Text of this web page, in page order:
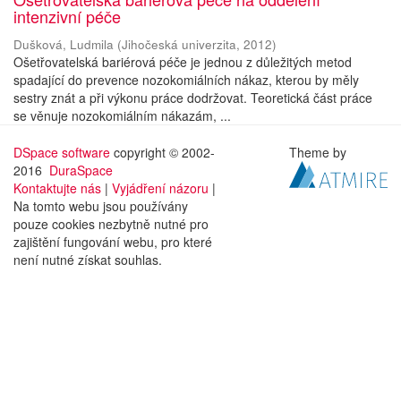
intenzivní péče
Dušková, Ludmila (Jihočeská univerzita, 2012)
Ošetřovatelská bariérová péče je jednou z důležitých metod
spadající do prevence nozokomiálních nákaz, kterou by měly
sestry znát a při výkonu práce dodržovat. Teoretická část práce
se věnuje nozokomiálním nákazám, ...
DSpace software copyright © 2002-
2016 DuraSpace
Kontaktujte nás | Vyjádření názoru |
Na tomto webu jsou používány
pouze cookies nezbytně nutné pro
zajištění fungování webu, pro které
není nutné získat souhlas.
Theme by